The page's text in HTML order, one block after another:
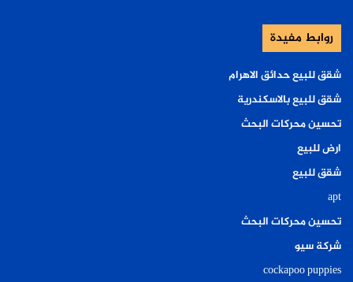
روابط مفيدة
شقق للبيع حدائق الاهرام
شقق للبيع بالاسكندرية
تحسين محركات البحث
ارض للبيع
شقق للبيع
apt
تحسين محركات البحث
شركة سيو
cockapoo puppies